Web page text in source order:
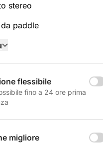
stereo
paddle
flessibile
fino a 24 ore prima
migliore